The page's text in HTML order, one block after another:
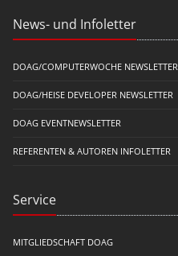
News- und Infoletter
DOAG/COMPUTERWOCHE NEWSLETTER
DOAG/HEISE DEVELOPER NEWSLETTER
DOAG EVENTNEWSLETTER
REFERENTEN & AUTOREN INFOLETTER
Service
MITGLIEDSCHAFT DOAG